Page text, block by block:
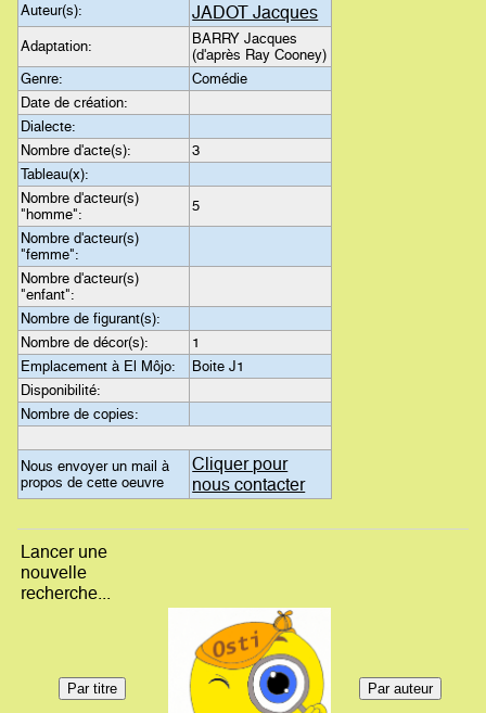
Auteur(s):
JADOT Jacques
Adaptation:
BARRY Jacques
(d'après Ray Cooney)
Genre:
Comédie
Date de création:
Dialecte:
Nombre d'acte(s):
3
Tableau(x):
Nombre d'acteur(s)
"homme":
5
Nombre d'acteur(s)
"femme":
Nombre d'acteur(s)
"enfant":
Nombre de figurant(s):
Nombre de décor(s):
1
Emplacement à El Môjo:
Boite J1
Disponibilité:
Nombre de copies:
Nous envoyer un mail à
propos de cette oeuvre
Cliquer pour
nous contacter
Lancer une
nouvelle
recherche...